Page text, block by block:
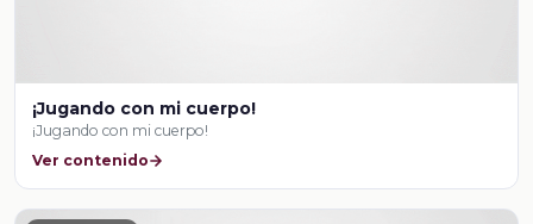
¡Jugando con mi cuerpo!
¡Jugando con mi cuerpo!
Ver contenido